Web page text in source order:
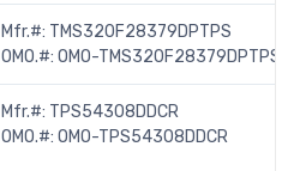
Mfr.#: TMS320F28379DPTPS
OMO.#: OMO-TMS320F28379DPTPS
Mfr.#: TPS54308DDCR
OMO.#: OMO-TPS54308DDCR